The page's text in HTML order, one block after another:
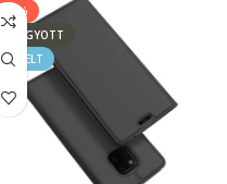
-50%
ELFOGYOTT
KIEMELT